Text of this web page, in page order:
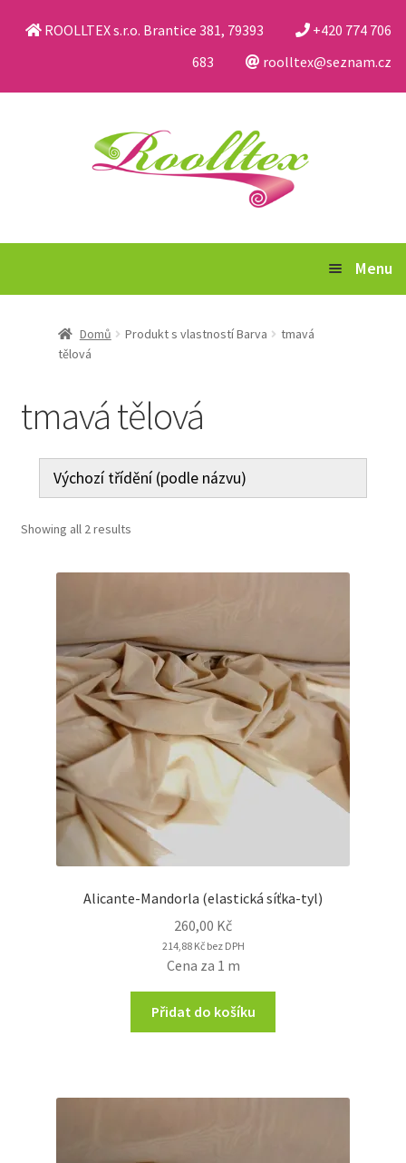
ROOLLTEX s.r.o. Brantice 381, 79393
+420 774 706
683
roolltex@seznam.cz
Menu
Jak nakupovat
Aktuality
Domů Produkt s vlastností Barva
tmavá
tělová
tmavá tělová
Showing all 2 results
Alicante-Mandorla (elastická síťka-tyl)
260,00 Kč
214,88 Kčbez DPH
Cena za 1 m
Přidat do košíku